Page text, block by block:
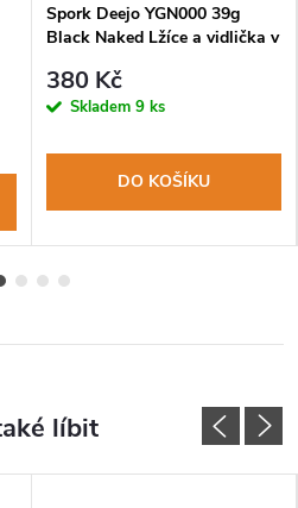
Spork Deejo YGN000 39g
Black Naked Lžíce a vidlička v
380 Kč
Skladem 9 ks
DO KOŠÍKU